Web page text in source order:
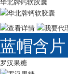
蓝帽含片
罗汉果糖